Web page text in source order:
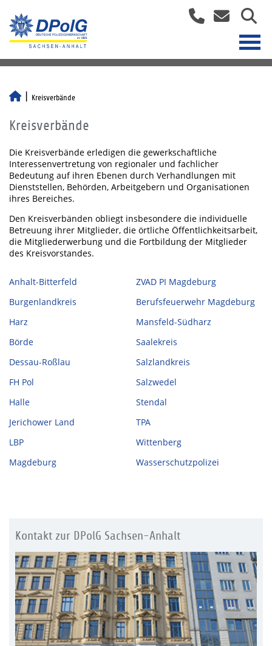
Kreisverbände
Kreisverbände
Die Kreisverbände erledigen die gewerkschaftliche
Interessenvertretung von regionaler und fachlicher
Bedeutung auf ihren Ebenen durch Verhandlungen mit
Dienststellen, Behörden, Arbeitgebern und Organisationen
ihres Bereiches.
Den Kreisverbänden obliegt insbesondere die individuelle
Betreuung ihrer Mitglieder, die örtliche Öffentlichkeitsarbeit,
die Mitgliederwerbung und die Fortbildung der Mitglieder
des Kreisvorstandes.
Anhalt-Bitterfeld
Burgenlandkreis
Harz
Börde
Dessau-Roßlau
FH Pol
Halle
Jerichower Land
LBP
Magdeburg
ZVAD PI Magdeburg
Berufsfeuerwehr Magdeburg
Mansfeld-Südharz
Saalekreis
Salzlandkreis
Salzwedel
Stendal
TPA
Wittenberg
Wasserschutzpolizei
Kontakt zur DPolG Sachsen-Anhalt